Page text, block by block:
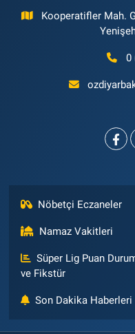
Kooperatifler Mah.
0
Nöbetçi Eczaneler
Namaz Vakitleri
Süper Lig Puan
ve Fikstür
Son Dakika Haberleri